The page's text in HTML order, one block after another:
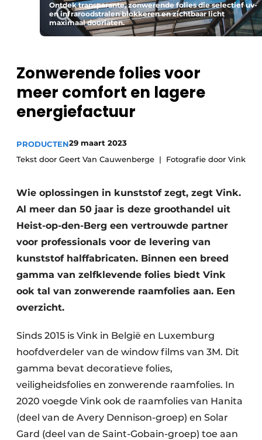
Ontdek transparante, zonwerende folies die selectief uv-
en infraroodstralen blokkeren en zichtbaar licht
maximaal doorlaten.
Zonwerende folies voor
meer comfort en lagere
energiefactuur
PRODUCTEN29 maart 2023
Tekst door Geert Van Cauwenberge
Fotografie door Vink
Wie oplossingen in kunststof zegt, zegt Vink.
Al meer dan 50 jaar is deze groothandel uit
Heist-op-den-Berg een vertrouwde partner
voor professionals voor de levering van
kunststof halffabricaten. Binnen een breed
gamma van zelfklevende folies biedt Vink
ook tal van zonwerende raamfolies aan. Een
overzicht.
Sinds 2015 is Vink in België en Luxemburg
hoofdverdeler van de window films van 3M. Dit
gamma bevat decoratieve folies,
veiligheidsfolies en zonwerende raamfolies. In
2020 voegde Vink ook de raamfolies van Hanita
(deel van de Avery Dennison-groep) en Solar
Gard (deel van de Saint-Gobain-groep) toe aan